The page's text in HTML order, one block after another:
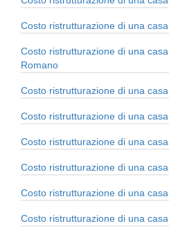
Costo ristrutturazione di una
Costo ristrutturazione di una
Romano
Costo ristrutturazione di una
Costo ristrutturazione di una
Costo ristrutturazione di una
Costo ristrutturazione di una
Costo ristrutturazione di una
Costo ristrutturazione di una